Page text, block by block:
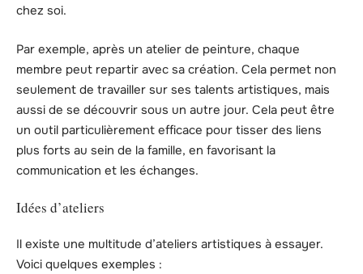
chez soi.
Par exemple, après un atelier de peinture, chaque
membre peut repartir avec sa création. Cela permet non
seulement de travailler sur ses talents artistiques, mais
aussi de se découvrir sous un autre jour. Cela peut être
un outil particulièrement efficace pour tisser des liens
plus forts au sein de la famille, en favorisant la
communication et les échanges.
Idées d’ateliers
Il existe une multitude d’ateliers artistiques à essayer.
Voici quelques exemples :